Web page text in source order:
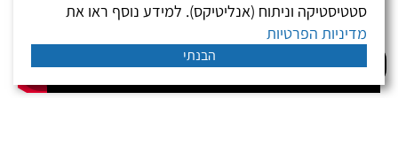
עונים מהר ב
סטטיסטיקה וניתוח (אנליטיקס). למידע נוסף ראו את
מדיניות הפרטיות
הבנתי